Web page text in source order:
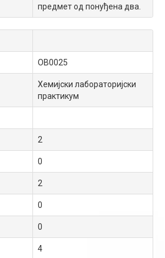
предмет од понуђена два.
OB0025
Хемијски лабораторијски
практикум
2
0
2
0
0
4